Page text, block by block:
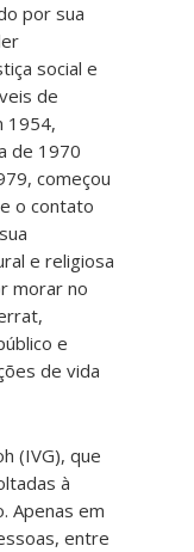
por sua
social e
de
1954,
de 1970
começou
o contato
e religiosa
morar no
e
de vida
(IVG), que
à
Apenas em
entre